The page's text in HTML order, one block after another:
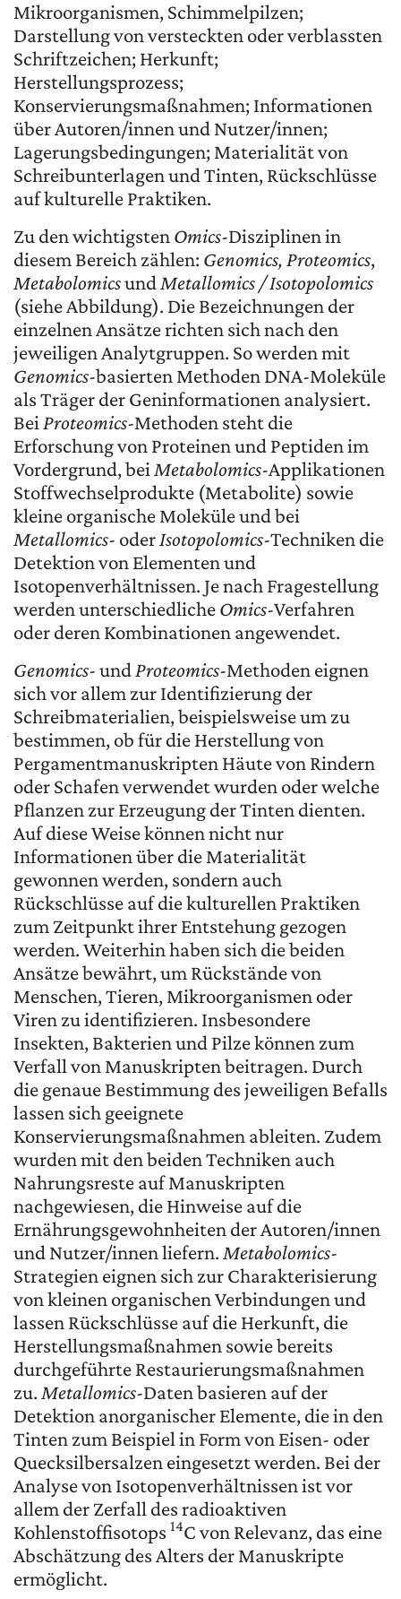
Mikroorganismen, Schimmelpilzen;
Darstellung von versteckten oder verblassten
Schriftzeichen; Herkunft;
Herstellungsprozess;
Konservierungsmaßnahmen; Informationen
über Autoren/innen und Nutzer/innen;
Lagerungsbedingungen; Materialität von
Schreibunterlagen und Tinten, Rückschlüsse
auf kulturelle Praktiken.
Zu den wichtigsten Omics-Disziplinen in
diesem Bereich zählen: Genomics, Proteomics,
MetabolomicsundMetallomics / Isotopolomics
(siehe Abbildung). Die Bezeichnungen der
einzelnen Ansätze richten sich nach den
jeweiligen Analytgruppen. So werden mit
Genomics-basierten Methoden DNA-Moleküle
als Träger der Geninformationen analysiert.
Bei Proteomics-Methoden steht die
Erforschung von Proteinen und Peptiden im
Vordergrund, bei Metabolomics-Applikationen
Stoffwechselprodukte (Metabolite) sowie
kleine organische Moleküle und bei
Metallomics- oderIsotopolomics-Techniken die
Detektion von Elementen und
Isotopenverhältnissen. Je nach Fragestellung
werden unterschiedlicheOmics-Verfahren
oder deren Kombinationen angewendet.
Genomics- undProteomics-Methoden eignen
sich vor allem zur Identifizierung der
Schreibmaterialien, beispielsweise um zu
bestimmen, ob für die Herstellung von
Pergamentmanuskripten Häute von Rindern
oder Schafen verwendet wurden oder welche
Pflanzen zur Erzeugung der Tinten dienten.
Auf diese Weise können nicht nur
Informationen über die Materialität
gewonnen werden, sondern auch
Rückschlüsse auf die kulturellen Praktiken
zum Zeitpunkt ihrer Entstehung gezogen
werden. Weiterhin haben sich die beiden
Ansätze bewährt, um Rückstände von
Menschen, Tieren, Mikroorganismen oder
Viren zu identifizieren. Insbesondere
Insekten, Bakterien und Pilze können zum
Verfall von Manuskripten beitragen. Durch
die genaue Bestimmung des jeweiligen Befalls
lassen sich geeignete
Konservierungsmaßnahmen ableiten. Zudem
wurden mit den beiden Techniken auch
Nahrungsreste auf Manuskripten
nachgewiesen, die Hinweise auf die
Ernährungsgewohnheiten der Autoren/innen
und Nutzer/innen liefern. Metabolomics-
Strategien eignen sich zur Charakterisierung
von kleinen organischen Verbindungen und
lassen Rückschlüsse auf die Herkunft, die
Herstellungsmaßnahmen sowie bereits
durchgeführte Restaurierungsmaßnahmen
zu. Metallomics-Daten basieren auf der
Detektion anorganischer Elemente, die in den
Tinten zum Beispiel in Form von Eisen- oder
Quecksilbersalzen eingesetzt werden. Bei der
Analyse von Isotopenverhältnissen ist vor
allem der Zerfall des radioaktiven
Kohlenstoffisotops 14C von Relevanz, das eine
Abschätzung des Alters der Manuskripte
ermöglicht.